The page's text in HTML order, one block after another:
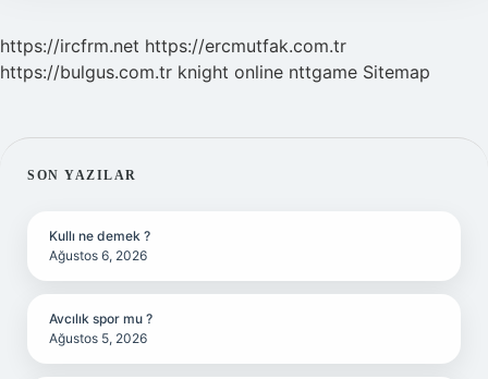
https://ircfrm.net https://ercmutfak.com.tr
https://bulgus.com.tr knight online nttgame Sitemap
SIDEBAR
SON YAZILAR
Kullı ne demek ?
Ağustos 6, 2026
Avcılık spor mu ?
Ağustos 5, 2026